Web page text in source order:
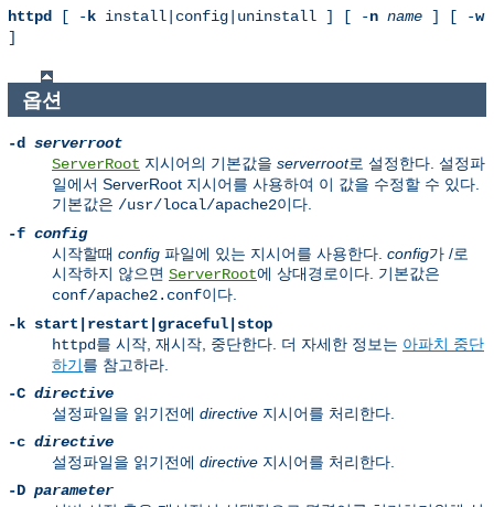
httpd [ - k install|config|uninstall ] [ -n name ] [ -w
]
옵션
-d serverroot
ServerRoot 지시어의 기본값을 serverroot로 설정한다. 설정파
일에서 ServerRoot 지시어를 사용하여 이 값을 수정할 수 있다.
기본값은 /usr/local/apache2이다.
-f config
시작할때 config 파일에 있는 지시어를 사용한다. config가 /로
시작하지 않으면 ServerRoot에 상대경로이다. 기본값은
conf/apache2.conf이다.
-k start|restart|graceful|stop
httpd를 시작, 재시작, 중단한다. 더 자세한 정보는 아파치 중단
하기를 참고하라.
-C directive
설정파일을 읽기전에 directive 지시어를 처리한다.
-c directive
설정파일을 읽기전에 directive 지시어를 처리한다.
-D parameter